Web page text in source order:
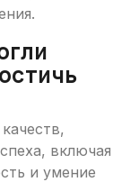
включая
и умение